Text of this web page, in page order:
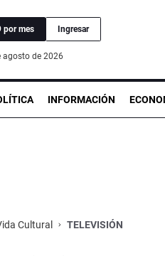
por mes Ingresar
agosto de 2026
INFORMACIÓN
Cultural TELEVISIÓN